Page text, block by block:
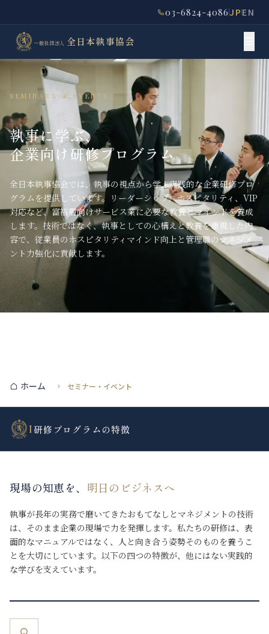
03-6824-4086JPEN
一般社団法人 全日本執事協会
SEMINARS & EVENTS
執事に学ぶ、
企業向け研修プログラム
全日本執事協会では、執事の視点から学ぶ実践的な企業研修プロ
グラムを提供しています。リーダーシップ、ホスピタリティ、VIP
対応など、富裕層向けサービス業に必要な教養とマインドを養成
します。技術ではなく、執事としての心構えと教養を重視した内
容で、従業員のホスピタリティマインド向上と管理職のマネジメ
ント力強化に貢献します。
ホーム セミナー・イベント
I研修プログラムの特徴
現場の知恵を、 明日のビジネスへ
執事が長年の実務で磨いてきたおもてなしとマネジメントの技術
は、そのまま企業の現場で力を発揮します。私たちの研修は、表
面的なマニュアルではなく、人と向き合う姿勢そのものを養うこ
とを大切にしています。以下の四つの特徴が、他にはない実践的
な学びを支えています。